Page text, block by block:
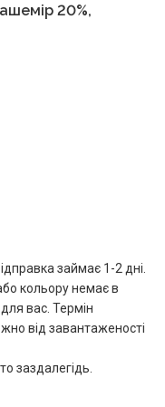
20%,
займає 1-2 дні.
кольору немає в
вас. Термін
від завантаженості
заздалегідь.